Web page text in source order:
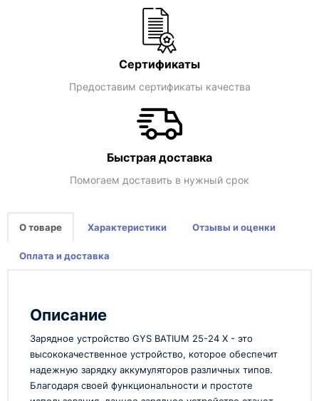
Сертификаты
Предоставим сертификаты качества
Быстрая доставка
Помогаем доставить в нужный срок
О товаре Характеристики Отзывы и оценки
Оплата и доставка
Описание
Зарядное устройство GYS BATIUM 25-24 X - это
высококачественное устройство, которое обеспечит
надежную зарядку аккумуляторов различных типов.
Благодаря своей функциональности и простоте